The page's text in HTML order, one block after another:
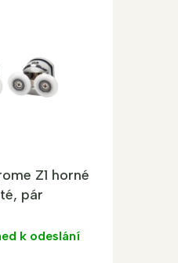
Z1 horné
pár
k odeslání